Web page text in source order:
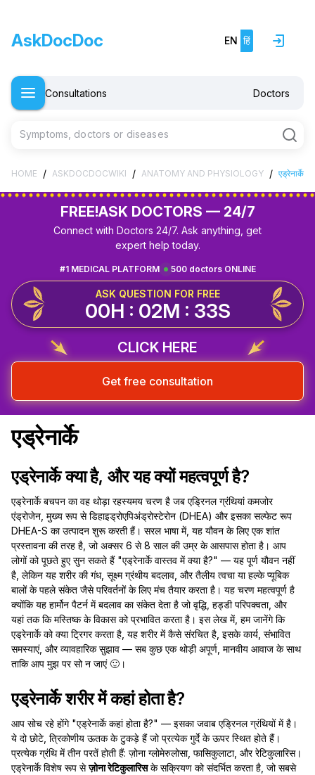
AskDocDoc EN हिं
Consultations Doctors
Symptoms, doctors or diseases
HOME / ASKDOCDOCWIKI / ANATOMY AND PHYSIOLOGY / एड्रेनार्के
FREE!ASK DOCTORS — 24/7
Connect with Doctors 24/7. Ask anything, get
expert help today.
500 doctors ONLINE
#1 MEDICAL PLATFORM
ASK QUESTION FOR FREE
00H : 02M : 32S
CLICK HERE
Get free consultation
एड्रेनार्के
एड्रेनार्के क्या है, और यह क्यों महत्वपूर्ण है?
एड्रेनार्के बचपन का वह थोड़ा रहस्यमय चरण है जब एड्रिनल ग्रंथियां कमजोर
एंड्रोजेन, मुख्य रूप से डिहाइड्रोएपिअंड्रोस्टेरोन (DHEA) और इसका सल्फेट रूप
DHEA-S का उत्पादन शुरू करती हैं। सरल भाषा में, यह यौवन के लिए एक शांत
प्रस्तावना की तरह है, जो अक्सर 6 से 8 साल की उम्र के आसपास होता है। आप
लोगों को पूछते हुए सुन सकते हैं "एड्रेनार्के वास्तव में क्या है?" — यह पूर्ण यौवन नहीं
है, लेकिन यह शरीर की गंध, सूक्ष्म ग्रंथीय बदलाव, और तैलीय त्वचा या हल्के प्यूबिक
बालों के पहले संकेत जैसे परिवर्तनों के लिए मंच तैयार करता है। यह चरण महत्वपूर्ण है
क्योंकि यह हार्मोन पैटर्न में बदलाव का संकेत देता है जो वृद्धि, हड्डी परिपक्वता, और
यहां तक कि मस्तिष्क के विकास को प्रभावित करता है। इस लेख में, हम जानेंगे कि
एड्रेनार्के को क्या ट्रिगर करता है, यह शरीर में कैसे संरचित है, इसके कार्य, संभावित
समस्याएं, और व्यावहारिक सुझाव — सब कुछ एक थोड़ी अपूर्ण, मानवीय आवाज के साथ
ताकि आप मुझ पर सो न जाएं 🙂।
एड्रेनार्के शरीर में कहां होता है?
आप सोच रहे होंगे "एड्रेनार्के कहां होता है?" — इसका जवाब एड्रिनल ग्रंथियों में है।
ये दो छोटे, त्रिकोणीय ऊतक के टुकड़े हैं जो प्रत्येक गुर्दे के ऊपर स्थित होते हैं।
प्रत्येक ग्रंथि में तीन परतें होती हैं: ज़ोना ग्लोमेरुलोसा, फासिकुलाटा, और रेटिकुलारिस।
एड्रेनार्के विशेष रूप सेज़ोना रेटिकुलारिसके सक्रियण को संदर्भित करता है, जो सबसे